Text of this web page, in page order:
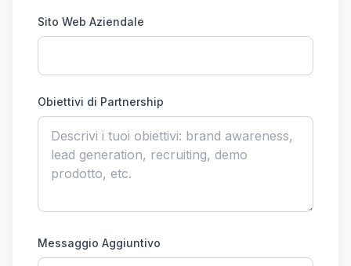
Sito Web Aziendale
Obiettivi di Partnership
Messaggio Aggiuntivo